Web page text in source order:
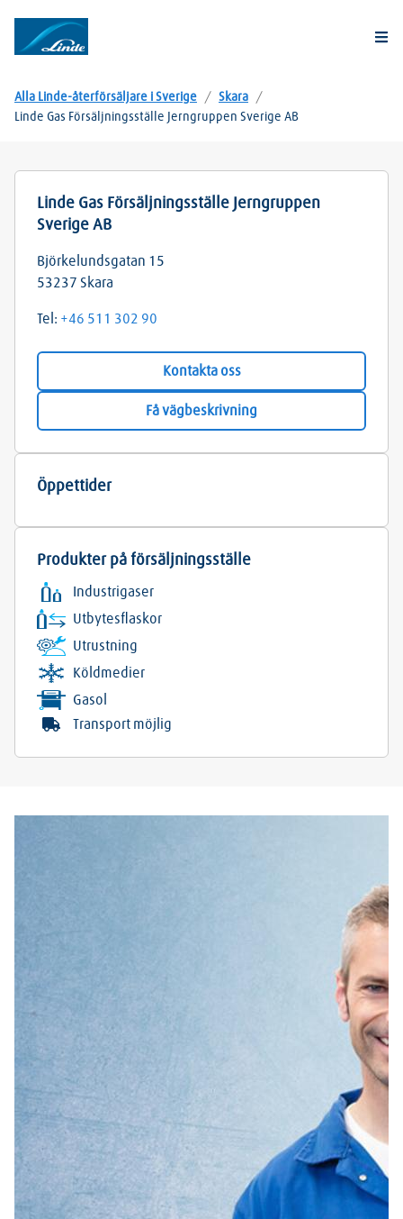
Alla Linde-återförsäljare i Sverige / Skara
/
Linde Gas Försäljningsställe Jerngruppen Sverige AB
Linde Gas Försäljningsställe Jerngruppen
Sverige AB
Björkelundsgatan 15
53237 Skara
Tel: +46 511 302 90
Kontakta oss
Få vägbeskrivning
Öppettider
Produkter på försäljningsställe
Industrigaser
Utbytesflaskor
Utrustning
Köldmedier
Gasol
Transport möjlig